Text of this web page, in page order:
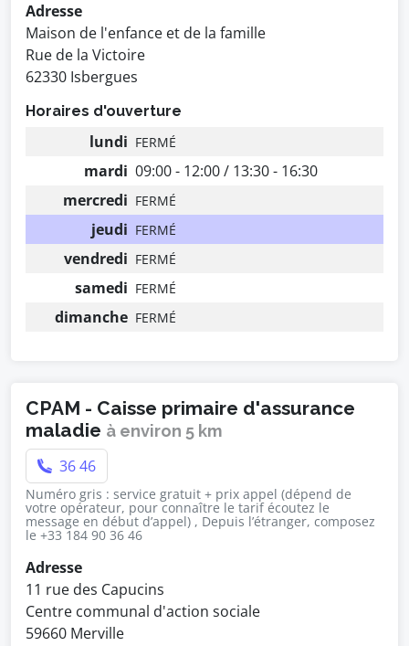
Adresse
Maison de l'enfance et de la famille
Rue de la Victoire
62330 Isbergues
Horaires d'ouverture
lundi FERMÉ
mardi 09:00 - 12:00 / 13:30 - 16:30
mercredi FERMÉ
jeudi FERMÉ
vendredi FERMÉ
samedi FERMÉ
dimanche FERMÉ
CPAM - Caisse primaire d'assurance
maladie à environ 5 km
36 46
Numéro gris : service gratuit + prix appel (dépend de
votre opérateur, pour connaître le tarif écoutez le
message en début d’appel) , Depuis l’étranger, composez
le +33 184 90 36 46
Adresse
11 rue des Capucins
Centre communal d'action sociale
59660 Merville